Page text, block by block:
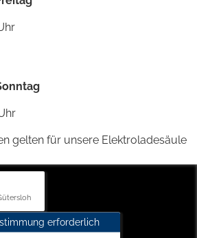
gelten für unsere Elektroladesäule
erforderlich